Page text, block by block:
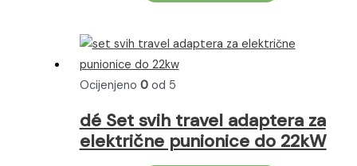
Ocijenjeno 0od 5
dé Set svih travel adaptera za
električne punionice do 22kW